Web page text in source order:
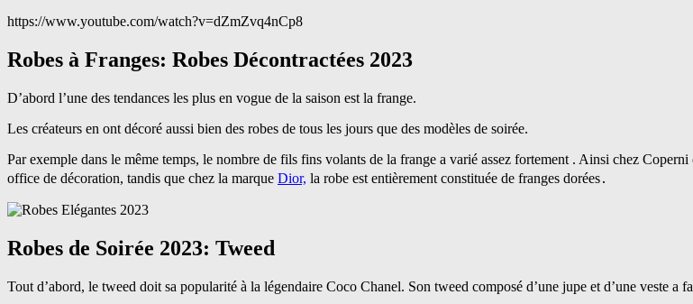
https://www.youtube.com/watch?v=dZmZvq4nCp8
Robes à Franges: Robes Décontractées 2023
D’abord l’une des tendances les plus en vogue de la saison est la frange.
Les créateurs en ont décoré aussi bien des robes de tous les jours que des modèles de soirée.
Par exemple dans le même temps, le nombre de fils fins volants de la frange a varié assez fortement . Ainsi chez
office de décoration, tandis que chez la marque Dior, la robe est entièrement constituée de franges dorées․
Robes de Soirée 2023: Tweed
Tout d’abord, le tweed doit sa popularité à la légendaire Coco Chanel. Son tweed composé d’une jupe et d’une veste a